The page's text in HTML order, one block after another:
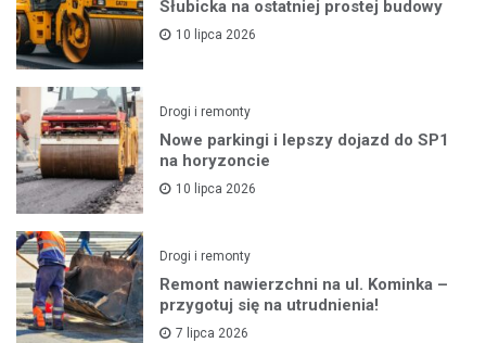
Słubicka na ostatniej prostej budowy
10 lipca 2026
Drogi i remonty
Nowe parkingi i lepszy dojazd do SP1
na horyzoncie
10 lipca 2026
Drogi i remonty
Remont nawierzchni na ul. Kominka –
przygotuj się na utrudnienia!
7 lipca 2026